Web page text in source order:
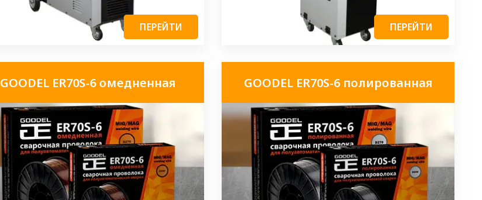
ПЕРЕЙТИ ПЕРЕЙТИ
GOODEL ER70S-6 омедненная GOODEL ER70S-6 полированная